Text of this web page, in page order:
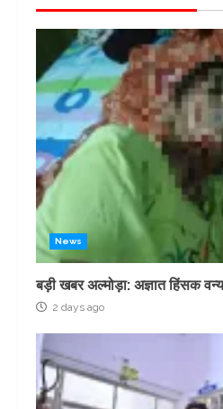
News
बड़ी खबर अल्मोड़ा: अज्ञात हिंसक
2 days ago